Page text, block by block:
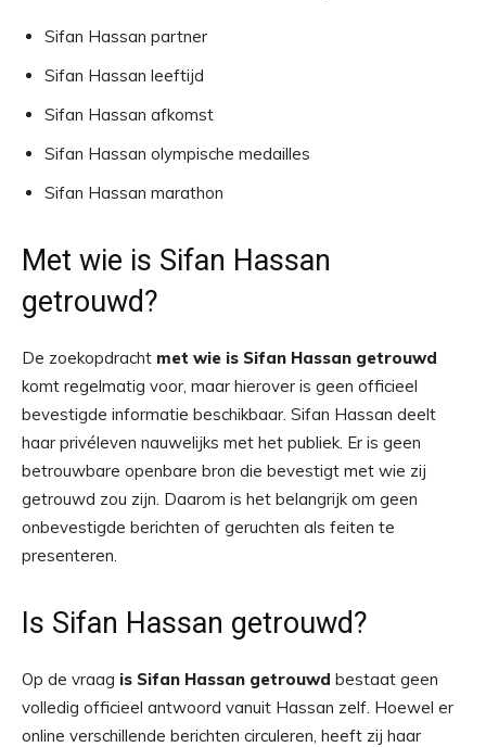
Sifan Hassan partner
Sifan Hassan leeftijd
Sifan Hassan afkomst
Sifan Hassan olympische medailles
Sifan Hassan marathon
Met wie is Sifan Hassan
getrouwd?
De zoekopdracht met wie is Sifan Hassan getrouwd
komt regelmatig voor, maar hierover is geen officieel
bevestigde informatie beschikbaar. Sifan Hassan deelt
haar privéleven nauwelijks met het publiek. Er is geen
betrouwbare openbare bron die bevestigt met wie zij
getrouwd zou zijn. Daarom is het belangrijk om geen
onbevestigde berichten of geruchten als feiten te
presenteren.
Is Sifan Hassan getrouwd?
Op de vraag is Sifan Hassan getrouwd bestaat geen
volledig officieel antwoord vanuit Hassan zelf. Hoewel er
online verschillende berichten circuleren, heeft zij haar